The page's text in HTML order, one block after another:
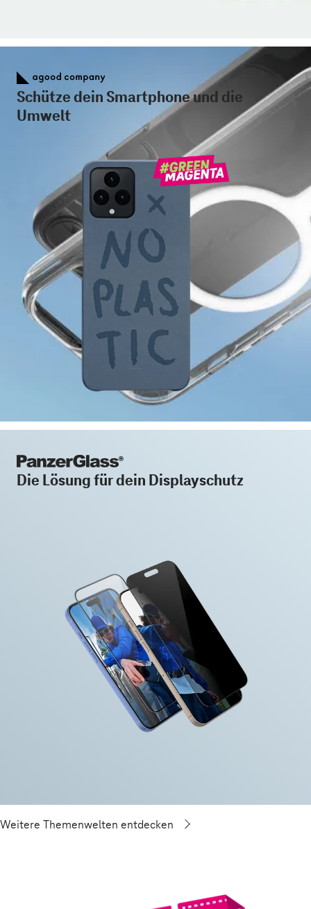
Schütze dein Smartphone und die
Umwelt
Die Lösung für dein Displayschutz
Weitere Themenwelten entdecken